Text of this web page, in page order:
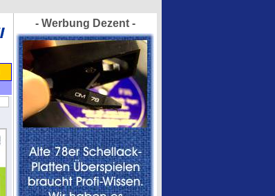
- Werbung Dezent -